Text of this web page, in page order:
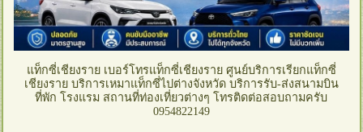
แท็กซี่เชียงราย เบอร์โทรแท็กซี่เชียงราย ศูนย์บริการเรียกแท็กซี่
เชียงราย บริการเหมาแท็กซี่ไปต่างจังหวัด บริการรับ-ส่งสนามบิน
ที่พัก โรงแรม สถานที่ท่องเที่ยวต่างๆ โทรติดต่อสอบถามครับ
0954822149